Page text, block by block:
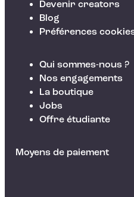
Devenir creators
Blog
Préférences
Qui sommes-nous ?
Nos engagements
La boutique
Jobs
Offre étudiante
Moyens de paiement